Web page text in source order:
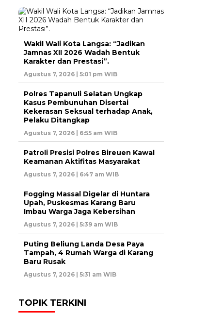
Wakil Wali Kota Langsa: “Jadikan
Jamnas XII 2026 Wadah Bentuk
Karakter dan Prestasi”.
Agustus 7, 2026 | 5:01 pm WIB
Polres Tapanuli Selatan Ungkap
Kasus Pembunuhan Disertai
Kekerasan Seksual terhadap Anak,
Pelaku Ditangkap
Agustus 7, 2026 | 6:55 am WIB
Patroli Presisi Polres Bireuen Kawal
Keamanan Aktifitas Masyarakat
Agustus 7, 2026 | 6:47 am WIB
Fogging Massal Digelar di Huntara
Upah, Puskesmas Karang Baru
Imbau Warga Jaga Kebersihan
Agustus 7, 2026 | 5:39 am WIB
Puting Beliung Landa Desa Paya
Tampah, 4 Rumah Warga di Karang
Baru Rusak
Agustus 7, 2026 | 5:31 am WIB
TOPIK TERKINI